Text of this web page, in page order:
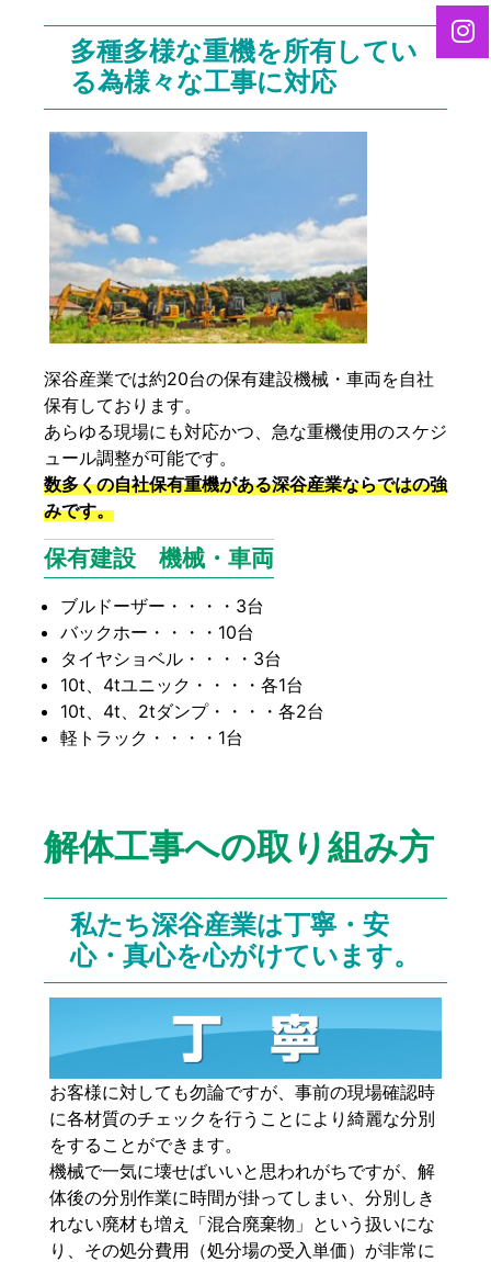
多種多様な重機を所有してい
る為様々な工事に対応
深谷産業では約20台の保有建設機械・車両を自社
保有しております。
あらゆる現場にも対応かつ、急な重機使用のスケジ
ュール調整が可能です。
数多くの自社保有重機がある深谷産業ならではの強
みです。
保有建設 機械・車両
ブルドーザー・・・・3台
バックホー・・・・10台
タイヤショベル・・・・3台
10t、4tユニック・・・・各1台
10t、4t、2tダンプ・・・・各2台
軽トラック・・・・1台
解体工事への取り組み方
私たち深谷産業は丁寧・安
心・真心を心がけています。
お客様に対しても勿論ですが、事前の現場確認時
に各材質のチェックを行うことにより綺麗な分別
をすることができます。
機械で一気に壊せばいいと思われがちですが、解
体後の分別作業に時間が掛ってしまい、分別しき
れない廃材も増え「混合廃棄物」という扱いにな
り、その処分費用（処分場の受入単価）が非常に